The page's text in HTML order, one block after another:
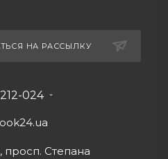
НА РАССЫЛКУ
024
просп. Степана